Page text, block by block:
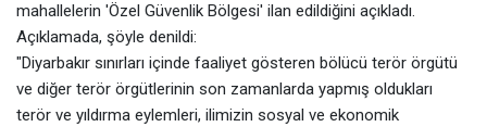
mahallelerin 'Özel Güvenlik Bölgesi' ilan edildiğini açıkladı.
Açıklamada, şöyle denildi:
"Diyarbakır sınırları içinde faaliyet gösteren bölücü terör örgütü
ve diğer terör örgütlerinin son zamanlarda yapmış oldukları
terör ve yıldırma eylemleri, ilimizin sosyal ve ekonomik